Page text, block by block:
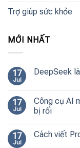
Trợ giúp sức khỏe
MỚI NHẤT
17
Jul
DeepSeek
17
Jul
Công cụ AI
bị rối
17
Jul
Cách viết